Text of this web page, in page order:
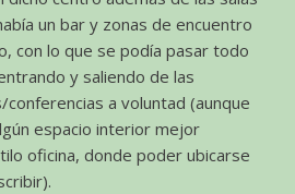
un bar y zonas de encuentro
con lo que se podía pasar todo
y saliendo de las
a voluntad (aunque
espacio interior mejor
oficina, donde poder ubicarse